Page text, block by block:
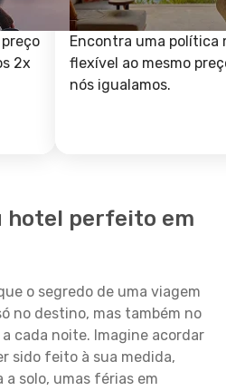
2x
Encontra uma política
flexível ao mesmo
nós igualamos.
hotel perfeito em
o segredo de uma viagem
no destino, mas também no
cada noite. Imagine acordar
sido feito à sua medida,
solo, umas férias em